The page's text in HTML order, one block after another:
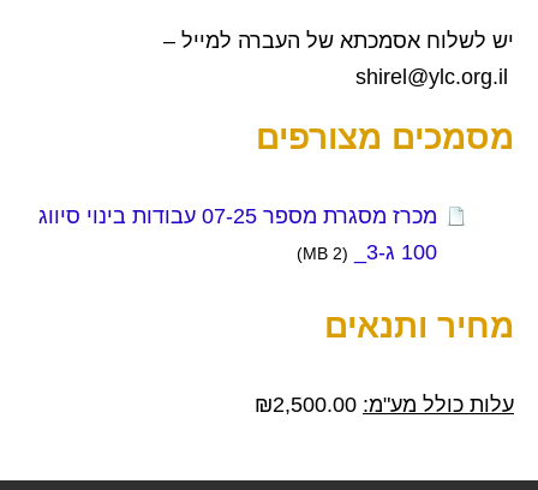
יש לשלוח אסמכתא של העברה למייל –
shirel@ylc.org.il
מסמכים מצורפים
מכרז מסגרת מספר 07-25 עבודות בינוי סיווג
100 ג-3_
(2 MB)
מחיר ותנאים
עלות כולל מע"מ: ₪2,500.00